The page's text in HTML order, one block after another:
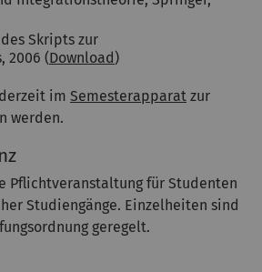
Skripts zur
2006 (Download)
im Semesterapparat zur
werden.
Pflichtveranstaltung für Studenten
Studiengänge. Einzelheiten sind
geregelt.